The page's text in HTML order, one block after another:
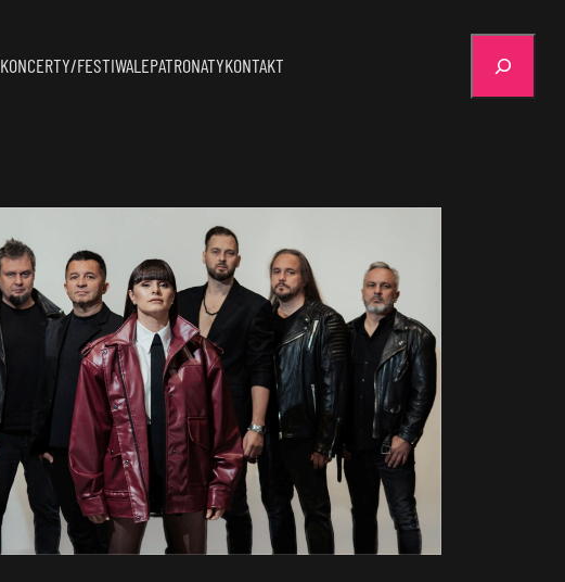
KONCERTY/FESTIWALEPATRONATYKONTAKT